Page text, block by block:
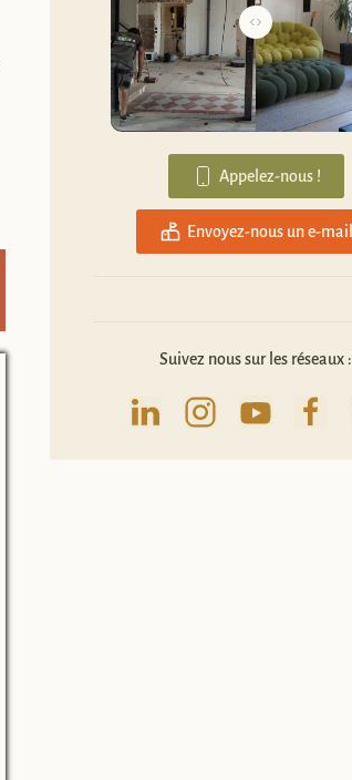
Appelez-nous !
Envoyez-nous un e-mail
Suivez nous sur les réseaux :